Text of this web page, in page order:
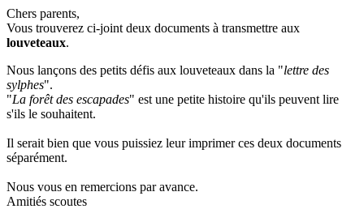
Chers parents,
Vous trouverez ci-joint deux documents à transmettre aux
louveteaux.
Nous lançons des petits défis aux louveteaux dans la "lettre des
sylphes".
"La forêt des escapades" est une petite histoire qu'ils peuvent lire
s'ils le souhaitent.
Il serait bien que vous puissiez leur imprimer ces deux documents
séparément.
Nous vous en remercions par avance.
Amitiés scoutes